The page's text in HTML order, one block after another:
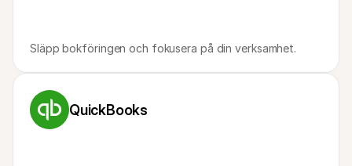
Släpp bokföringen och fokusera på din verksamhet.
QuickBooks